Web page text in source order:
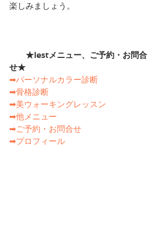
楽しみましょう。
★Iestメニュー、ご予約・お問合
せ★
➡パーソナルカラー診断
➡骨格診断
➡美ウォーキングレッスン
➡他メニュー
➡ご予約・お問合せ
➡プロフィール